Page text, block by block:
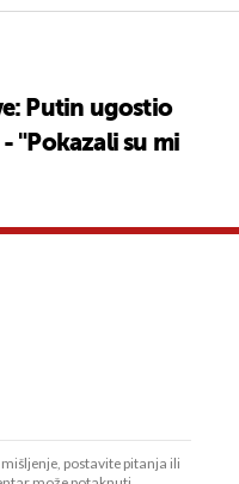
Putin ugostio
"Pokazali su mi
postavite pitanja ili